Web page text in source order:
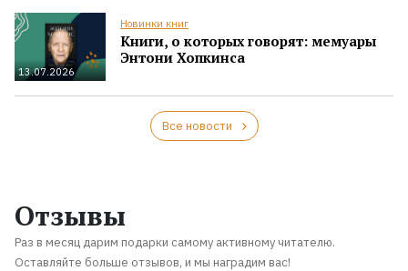
13.07.2026
Новинки книг
Книги, о которых говорят: мемуары
Энтони Хопкинса
Все новости
Отзывы
Раз в месяц дарим подарки самому активному читателю.
Оставляйте больше отзывов, и мы наградим вас!